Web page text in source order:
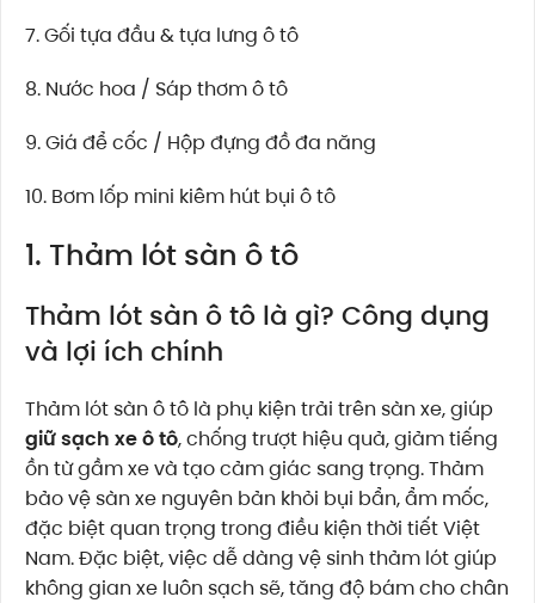
7. Gối tựa đầu & tựa lưng ô tô
8. Nước hoa / Sáp thơm ô tô
9. Giá để cốc / Hộp đựng đồ đa năng
10. Bơm lốp mini kiêm hút bụi ô tô
1. Thảm lót sàn ô tô
Thảm lót sàn ô tô là gì? Công dụng
và lợi ích chính
Thảm lót sàn ô tô là phụ kiện trải trên sàn xe, giúp
giữ sạch xe ô tô, chống trượt hiệu quả, giảm tiếng
ồn từ gầm xe và tạo cảm giác sang trọng. Thảm
bảo vệ sàn xe nguyên bản khỏi bụi bẩn, ẩm mốc,
đặc biệt quan trọng trong điều kiện thời tiết Việt
Nam. Đặc biệt, việc dễ dàng vệ sinh thảm lót giúp
không gian xe luôn sạch sẽ, tăng độ bám cho chân